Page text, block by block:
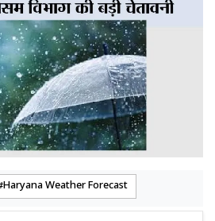
Haryana Weather Forecast